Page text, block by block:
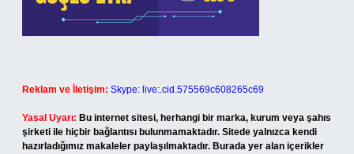
Reklam ve İletişim: Skype: live:.cid.575569c608265c69
Yasal Uyarı: Bu internet sitesi, herhangi bir marka, kurum veya şahıs
şirketi ile hiçbir bağlantısı bulunmamaktadır. Sitede yalnızca kendi
hazırladığımız makaleler paylaşılmaktadır. Burada yer alan içerikler